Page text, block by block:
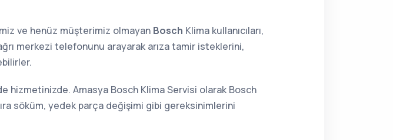
ve henüz müşterimiz olmayan Bosch Klima kullanıcıları,
merkezi telefonunu arayarak arıza tamir isteklerini,
hizmetinizde. Amasya Bosch Klima Servisi olarak Bosch
söküm, yedek parça değişimi gibi gereksinimlerini